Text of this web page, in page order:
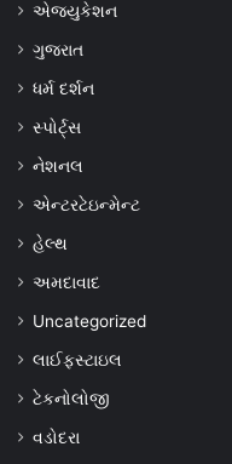
એજ્યુકેશન
ગુજરાત
ધર્મ દર્શન
સ્પોર્ટ્સ
નેશનલ
એન્ટરટેઇન્મેન્ટ
હેલ્થ
અમદાવાદ
Uncategorized
લાઈફસ્ટાઇલ
ટેકનોલોજી
વડોદરા